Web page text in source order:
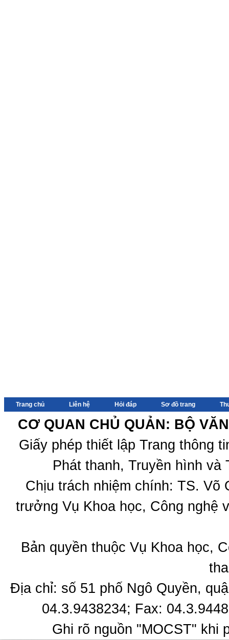
Trang chủ Liên hệ Hỏi đáp Sơ đồ trang
CƠ QUAN CHỦ QUẢN: BỘ
Giấy phép thiết lập Trang thông
Phát thanh, Truyền hình
Chịu trách nhiệm chính: TS.
trưởng Vụ Khoa học, Công nghệ
Bản quyền thuộc Vụ Khoa học,
Địa chỉ: số 51 phố Ngô Quyền,
04.3.9438234; Fax:
Ghi rõ nguồn "MOCST" khi